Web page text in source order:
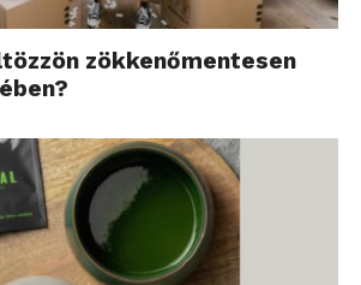
zökkenőmentesen